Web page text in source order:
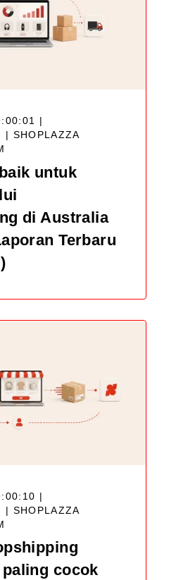
|
| SHOPLAZZA
untuk
di Australia
Terbaru
|
| SHOPLAZZA
cocok